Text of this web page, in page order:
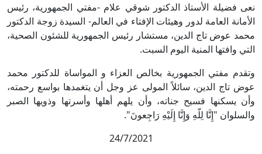
نعى فضيلة الأستاذ الدكتور شوقي علام -مفتي الجمهورية، رئيس
الأمانة العامة لدور وهيئات الإفتاء في العالم- السيدة زوجة الدكتور
محمد عوض تاج الدين، مستشار رئيس الجمهورية للشئون الصحية،
التي وافتها المنية اليوم السبت.
وتقدم مفتي الجمهورية بخالص العزاء و المواساة للدكتور محمد
عوض تاج الدين، سائلاً المولى عز وجل أن يتغمدها بواسع رحمته،
وأن يسكنها فسيح جناته، وأن يلهم أهلها وأسرتها وذويها الصبر
والسلوان "إِنَّا لِلّهِ وَإِنَّا إِلَيْهِ رَاجِعونَ".
24/7/2021